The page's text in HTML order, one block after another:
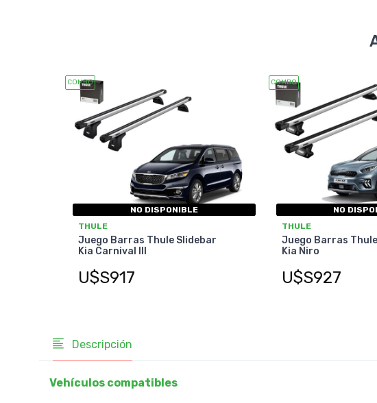
COMBO
NO DISPONIBLE
THULE
Juego Barras Thule Slidebar
Kia Carnival III
U$S917
COMBO
NO
THULE
Juego Barras
Kia Niro
U$S927
Descripción
Vehículos compatibles